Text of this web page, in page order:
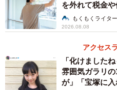
を外れて税金
説】もくもくライタ
2026.08.08
アクセス
「化けました
雰囲気ガラリ
が」「宝塚に入